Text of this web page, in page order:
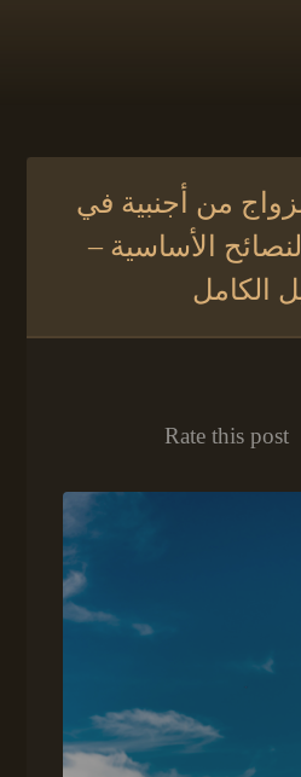
من أجنبية في
الأساسية –
الكامل
Rate this post